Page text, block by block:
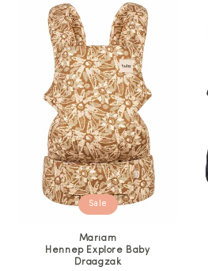
Sale
Mariam
Hennep Explore Baby
Draagzak